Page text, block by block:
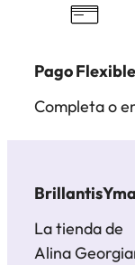
Pago Flexible
Completa o
La tienda de
Alina